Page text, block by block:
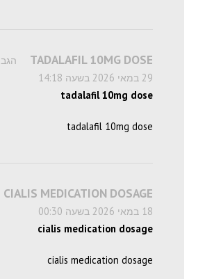
TADALAFIL 10MG DOSE
הגב
29 במאי 2026 בשעה 14:18
tadalafil 10mg dose
tadalafil 10mg dose
CIALIS MEDICATION DOSAGE
18 במאי 2026 בשעה 00:30
cialis medication dosage
cialis medication dosage